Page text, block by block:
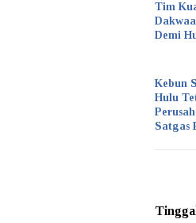
Tim
Demi
Kebun
Hulu
Satgas